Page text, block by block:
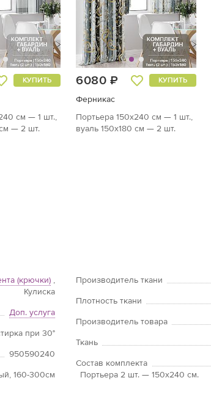
КУПИТЬ
см — 1 шт.,
— 2 шт.
6080 ₽ КУПИТЬ
Ферникас
Портьера 150х240 см — 1 шт.,
вуаль 150х180 см — 2 шт.
(крючки) ,
Кулиска
Доп. услуга
при 30°
950590240
160-300см
Производитель ткани
Плотность ткани
Производитель товара
Ткань
Состав комплекта
Портьера 2 шт. — 150х240 см.